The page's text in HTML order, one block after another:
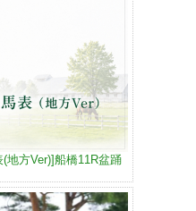
地方Ver)]船橋11R盆踊